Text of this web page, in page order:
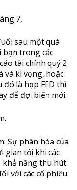
7,
sau một quá
bạn trong các
tài chính quý 2
và kì vọng, hoặc
đó là họp FED thì
để đợi biến mới.
Sự phân hóa của
gian tới khi các
khả năng thu hút
với các cổ phiếu